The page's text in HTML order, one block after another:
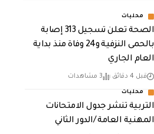
محليات
الصحة تعلن تسجيل 313 إصابة
بالحمى النزفية و24 وفاة منذ بداية
العام الجاري
قبل 4 دقائق 3 مشاهدات
محليات
التربية تنشر جدول الامتحانات
المهنية العامة /الدور الثاني